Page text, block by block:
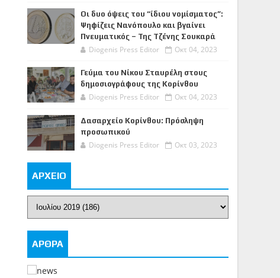
Οι δυο όψεις του “ίδιου νομίσματος”:
Ψηφίζεις Νανόπουλο και βγαίνει
Πνευματικός – Της Τζένης Σουκαρά
Diogenis Press Editor Οκτ 04, 2023
Γεύμα του Νίκου Σταυρέλη στους
δημοσιογράφους της Κορίνθου
Diogenis Press Editor Οκτ 04, 2023
Δασαρχείο Κορίνθου: Πρόσληψη
προσωπικού
Diogenis Press Editor Οκτ 03, 2023
ΑΡΧΕΙΟ
ΑΡΘΡΑ